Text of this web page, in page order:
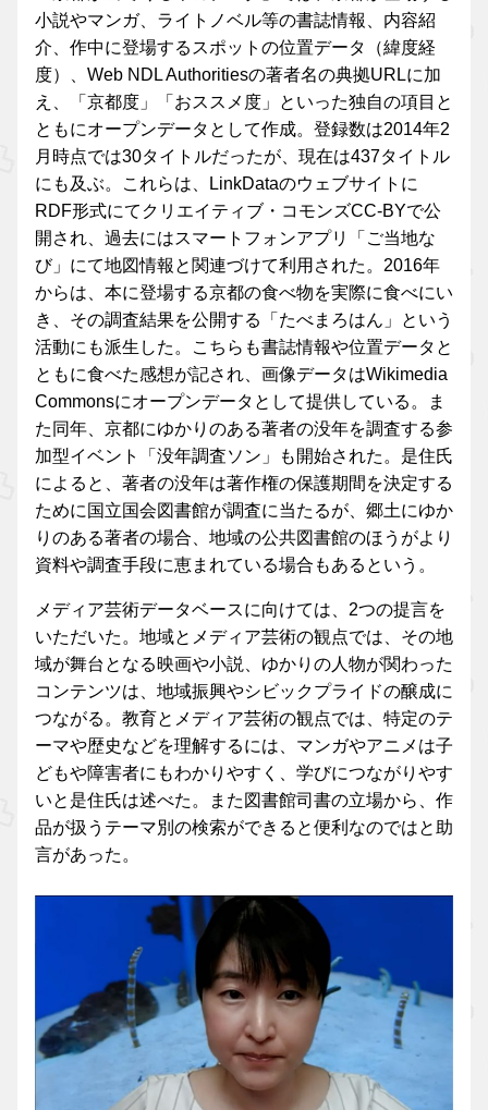
小説やマンガ、ライトノベル等の書誌情報、内容紹
介、作中に登場するスポットの位置データ（緯度経
度）、Web NDL Authoritiesの著者名の典拠URLに加
え、「京都度」「おススメ度」といった独自の項目と
ともにオープンデータとして作成。登録数は2014年2
月時点では30タイトルだったが、現在は437タイトル
にも及ぶ。これらは、LinkDataのウェブサイトに
RDF形式にてクリエイティブ・コモンズCC-BYで公
開され、過去にはスマートフォンアプリ「ご当地な
び」にて地図情報と関連づけて利用された。2016年
からは、本に登場する京都の食べ物を実際に食べにい
き、その調査結果を公開する「たべまろはん」という
活動にも派生した。こちらも書誌情報や位置データと
ともに食べた感想が記され、画像データはWikimedia
Commonsにオープンデータとして提供している。ま
た同年、京都にゆかりのある著者の没年を調査する参
加型イベント「没年調査ソン」も開始された。是住氏
によると、著者の没年は著作権の保護期間を決定する
ために国立国会図書館が調査に当たるが、郷土にゆか
りのある著者の場合、地域の公共図書館のほうがより
資料や調査手段に恵まれている場合もあるという。
メディア芸術データベースに向けては、2つの提言を
いただいた。地域とメディア芸術の観点では、その地
域が舞台となる映画や小説、ゆかりの人物が関わった
コンテンツは、地域振興やシビックプライドの醸成に
つながる。教育とメディア芸術の観点では、特定のテ
ーマや歴史などを理解するには、マンガやアニメは子
どもや障害者にもわかりやすく、学びにつながりやす
いと是住氏は述べた。また図書館司書の立場から、作
品が扱うテーマ別の検索ができると便利なのではと助
言があった。